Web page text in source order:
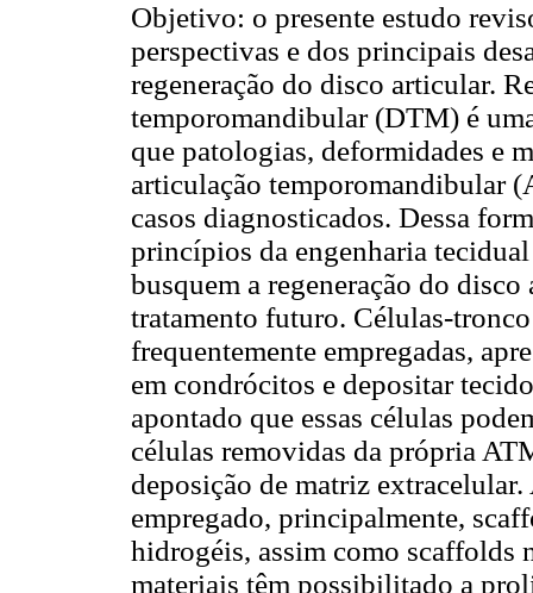
Objetivo: o presente estudo
perspectivas e dos principais
regeneração do disco articular.
temporomandibular (DTM) é
que patologias, deformidades e
articulação temporomandibular
casos diagnosticados. Dessa
princípios da engenharia
busquem a regeneração do
tratamento futuro. Células-
frequentemente empregadas,
em condrócitos e depositar
apontado que essas células
células removidas da própria
deposição de matriz
empregado, principalmente,
hidrogéis, assim como scaffolds
materiais têm possibilitado a